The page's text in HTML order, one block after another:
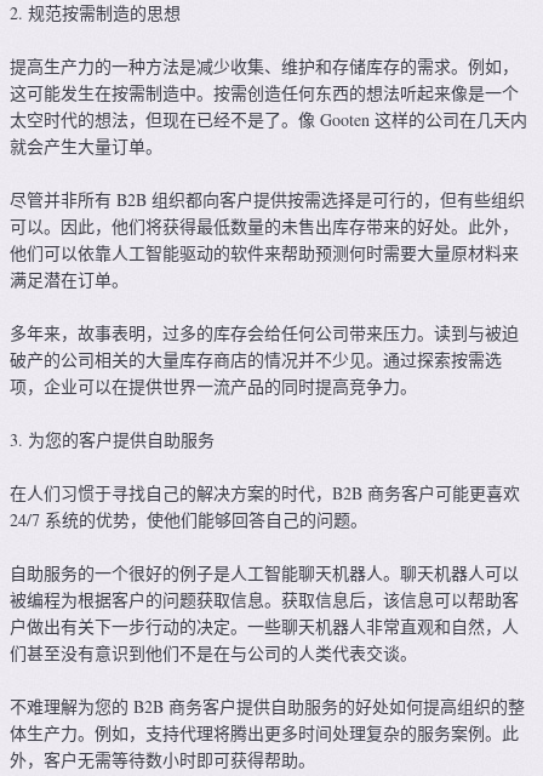
2. 规范按需制造的思想
提高生产力的一种方法是减少收集、维护和存储库存的需求。例如，
这可能发生在按需制造中。按需创造任何东西的想法听起来像是一个
太空时代的想法，但现在已经不是了。像 Gooten 这样的公司在几天内
就会产生大量订单。
尽管并非所有 B2B 组织都向客户提供按需选择是可行的，但有些组织
可以。因此，他们将获得最低数量的未售出库存带来的好处。此外，
他们可以依靠人工智能驱动的软件来帮助预测何时需要大量原材料来
满足潜在订单。
多年来，故事表明，过多的库存会给任何公司带来压力。读到与被迫
破产的公司相关的大量库存商店的情况并不少见。通过探索按需选
项，企业可以在提供世界一流产品的同时提高竞争力。
3. 为您的客户提供自助服务
在人们习惯于寻找自己的解决方案的时代，B2B 商务客户可能更喜欢
24/7 系统的优势，使他们能够回答自己的问题。
自助服务的一个很好的例子是人工智能聊天机器人。聊天机器人可以
被编程为根据客户的问题获取信息。获取信息后，该信息可以帮助客
户做出有关下一步行动的决定。一些聊天机器人非常直观和自然，人
们甚至没有意识到他们不是在与公司的人类代表交谈。
不难理解为您的 B2B 商务客户提供自助服务的好处如何提高组织的整
体生产力。例如，支持代理将腾出更多时间处理复杂的服务案例。此
外，客户无需等待数小时即可获得帮助。